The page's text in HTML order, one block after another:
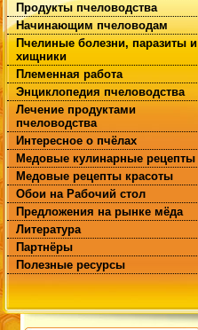
Продукты пчеловодства
Начинающим пчеловодам
Пчелиные болезни, паразиты и
хищники
Племенная работа
Энциклопедия пчеловодства
Лечение продуктами
пчеловодства
Интересное о пчёлах
Медовые кулинарные рецепты
Медовые рецепты красоты
Обои на Рабочий стол
Предложения на рынке мёда
Литература
Партнёры
Полезные ресурсы